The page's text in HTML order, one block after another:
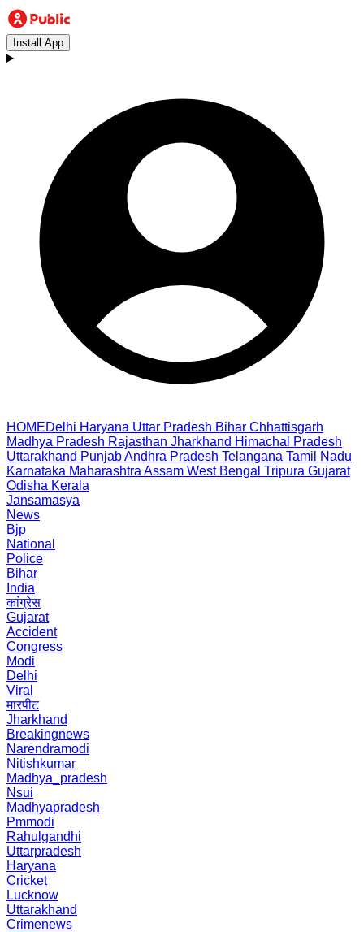
Install App
HOMEDelhi Haryana Uttar Pradesh Bihar Chhattisgarh
Madhya Pradesh Rajasthan Jharkhand Himachal Pradesh
Uttarakhand PunjabAndhra Pradesh Telangana Tamil Nadu
Karnataka Maharashtra Assam West Bengal Tripura Gujarat
Odisha Kerala
Jansamasya
News
Bjp
National
Police
Bihar
India
कांग्रेस
Gujarat
Accident
Congress
Modi
Delhi
Viral
मारपीट
Jharkhand
Breakingnews
Narendramodi
Nitishkumar
Madhya_pradesh
Nsui
Madhyapradesh
Pmmodi
Rahulgandhi
Uttarpradesh
Haryana
Cricket
Lucknow
Uttarakhand
Crimenews